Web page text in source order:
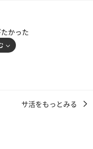
サウナマットあり、15
ュアルサウナの名前だ
流れていて照明も温か
空間を演出している。ヴ
きもあり少しかけてみた
ンは置いていないので
ことができなかったの
1セット目から滝汗！
入浴料を払っていると
のテレビの映像変わり
も独り占めも狙って来て
お湯だ！」ってニンマ
かった
たけど『今日は休
決意が必要なんだ‼️』
サ活をもっとみる